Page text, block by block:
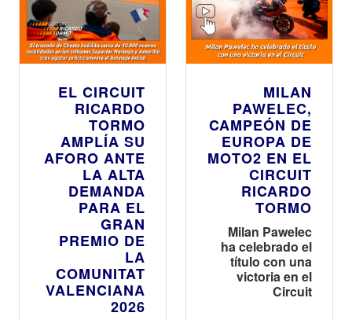
EL CIRCUIT
RICARDO
TORMO
AMPLÍA SU
AFORO ANTE
LA ALTA
DEMANDA
PARA EL
GRAN
PREMIO DE
LA
COMUNITAT
VALENCIANA
2026
MILAN
PAWELEC,
CAMPEÓN DE
EUROPA DE
MOTO2 EN EL
CIRCUIT
RICARDO
TORMO
Milan Pawelec
ha celebrado el
título con una
victoria en el
Circuit